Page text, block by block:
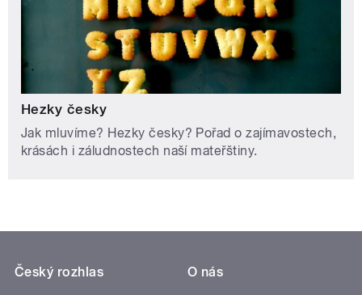
Hezky česky
Jak mluvíme? Hezky česky? Pořad o zajímavostech,
krásách i záludnostech naší mateřštiny.
Český rozhlas
O nás